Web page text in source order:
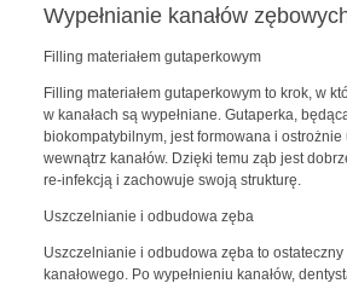
Wypełnianie kanałów
Filling materiałem gutaperkowym
Filling materiałem gutaperkowym to krok, w
w kanałach są wypełniane. Gutaperka,
biokompatybilnym, jest formowana i ostrożnie
wewnątrz kanałów. Dzięki temu ząb jest
re-infekcją i zachowuje swoją strukturę.
Uszczelnianie i odbudowa zęba
Uszczelnianie i odbudowa zęba to
kanałowego. Po wypełnieniu kanałów,